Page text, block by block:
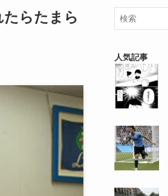
らたまら
人気記事